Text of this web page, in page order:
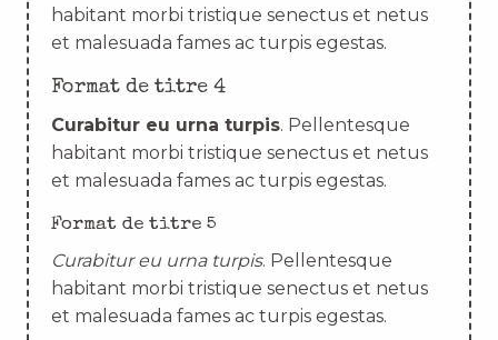
habitant morbi tristique senectus et netus
et malesuada fames ac turpis egestas.
Format de titre 4
Curabitur eu urna turpis. Pellentesque
habitant morbi tristique senectus et netus
et malesuada fames ac turpis egestas.
Format de titre 5
Curabitur eu urna turpis. Pellentesque
habitant morbi tristique senectus et netus
et malesuada fames ac turpis egestas.